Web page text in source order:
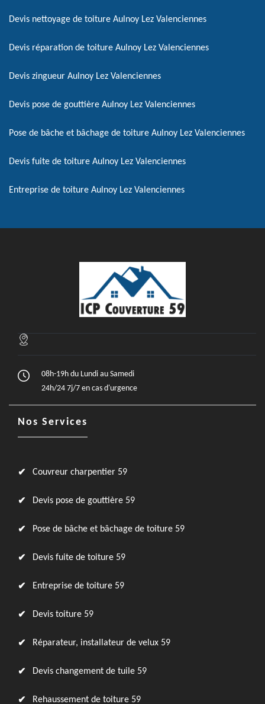
Devis nettoyage de toiture Aulnoy Lez Valenciennes
Devis réparation de toiture Aulnoy Lez Valenciennes
Devis zingueur Aulnoy Lez Valenciennes
Devis pose de gouttière Aulnoy Lez Valenciennes
Pose de bâche et bâchage de toiture Aulnoy Lez Valenciennes
Devis fuite de toiture Aulnoy Lez Valenciennes
Entreprise de toiture Aulnoy Lez Valenciennes
08h-19h du Lundi au Samedi
24h/24 7j/7 en cas d'urgence
Nos Services
Couvreur charpentier 59
Devis pose de gouttière 59
Pose de bâche et bâchage de toiture 59
Devis fuite de toiture 59
Entreprise de toiture 59
Devis toiture 59
Réparateur, installateur de velux 59
Devis changement de tuile 59
Rehaussement de toiture 59